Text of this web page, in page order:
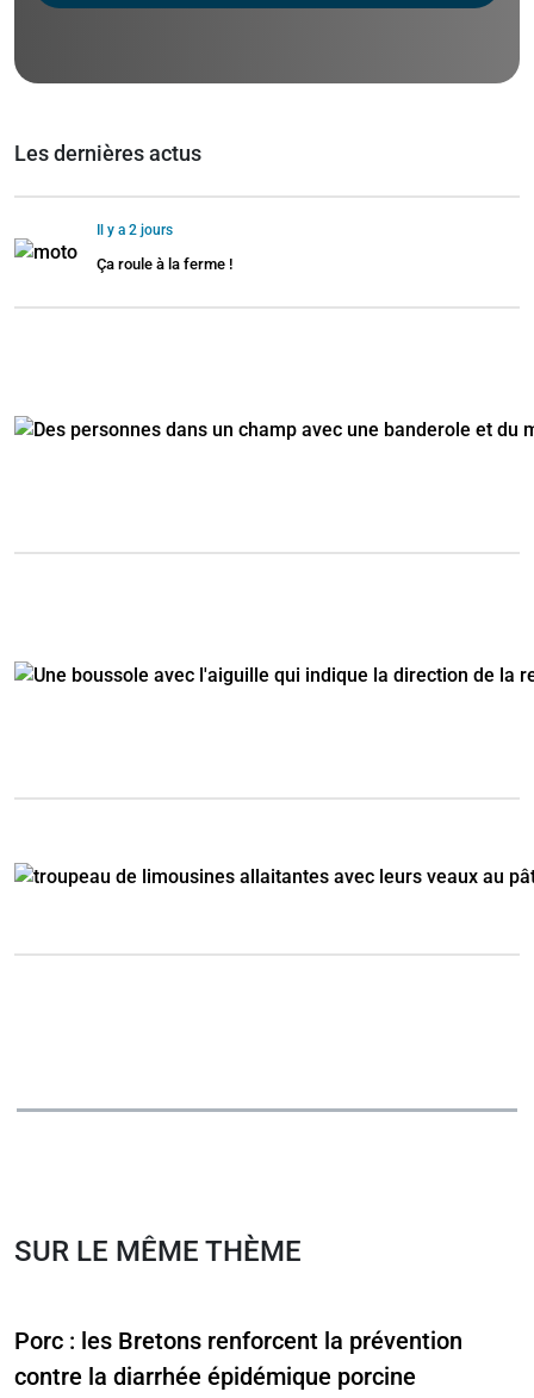
Les dernières actus
Il y a 2 jours
Ça roule à la ferme !
SUR LE MÊME THÈME
Porc : les Bretons renforcent la prévention
contre la diarrhée épidémique porcine